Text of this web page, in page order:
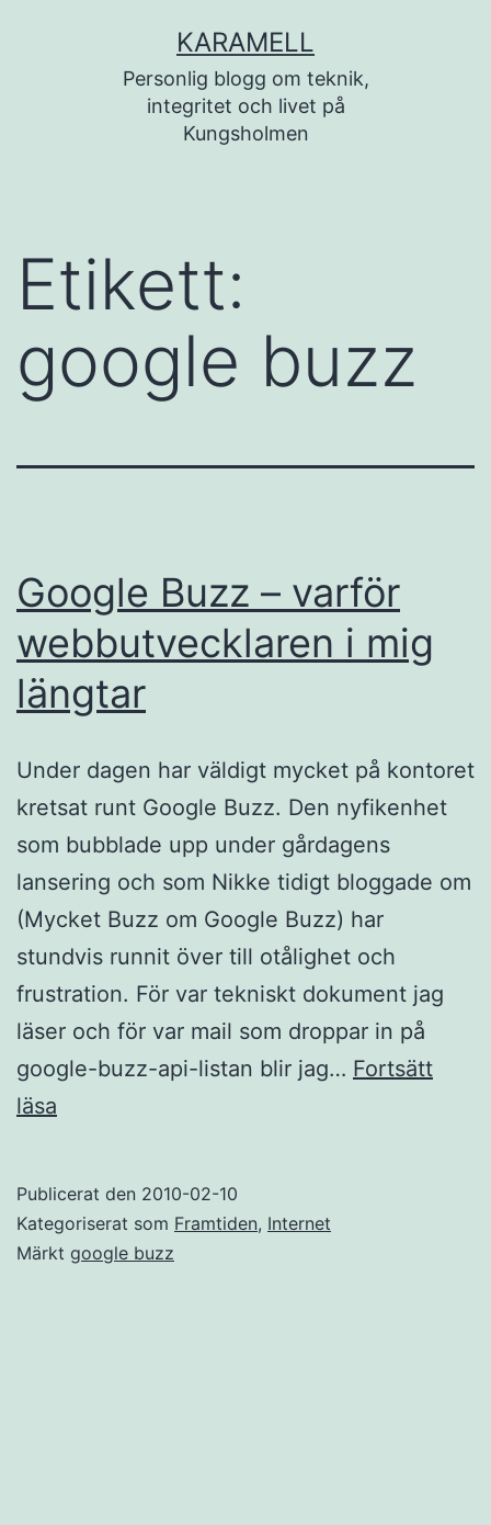
KARAMELL
Personlig blogg om teknik,
integritet och livet på
Kungsholmen
Etikett:
google buzz
Google Buzz – varför
webbutvecklaren i mig
längtar
Under dagen har väldigt mycket på kontoret
kretsat runt Google Buzz. Den nyfikenhet
som bubblade upp under gårdagens
lansering och som Nikke tidigt bloggade om
(Mycket Buzz om Google Buzz) har
stundvis runnit över till otålighet och
frustration. För var tekniskt dokument jag
läser och för var mail som droppar in på
google-buzz-api-listan blir jag… Fortsätt
läsa
varför
webbutvecklaren
Publicerat den 2010-02-10
Kategoriserat som Framtiden, Internet
Märkt google buzz